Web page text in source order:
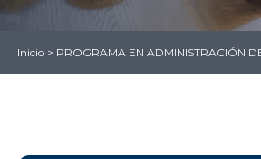
Inicio > PROGRAMA EN ADMINISTRACIÓN